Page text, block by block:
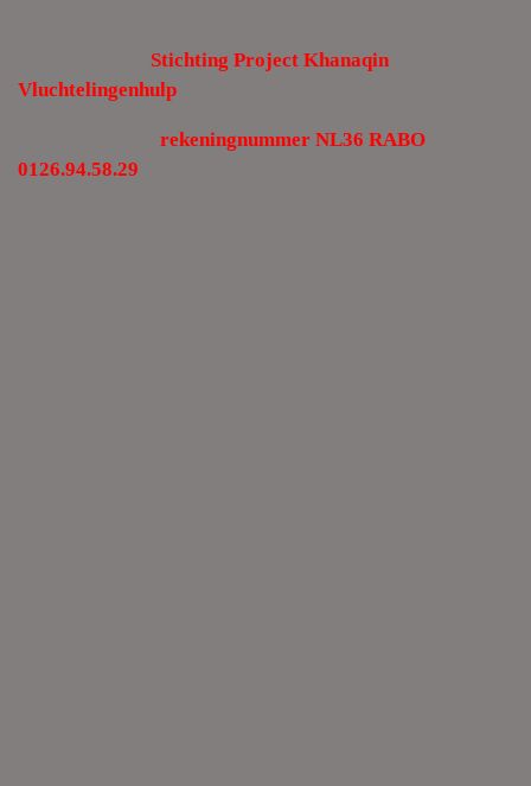
Stichting Project Khanaqin
Vluchtelingenhulp
rekeningnummer NL36 RABO
0126.94.58.29